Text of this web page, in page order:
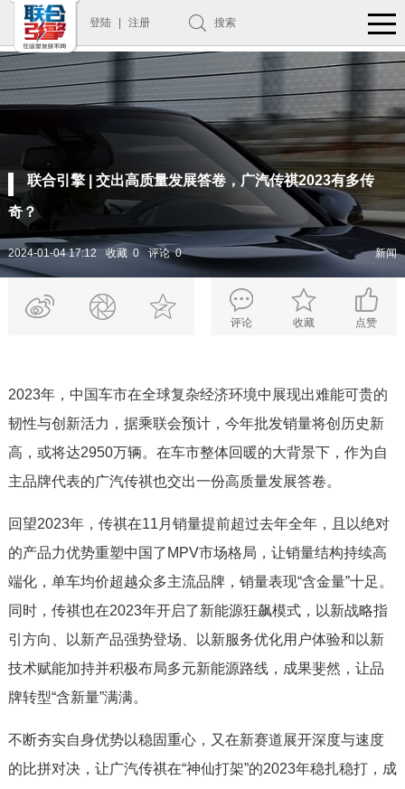
登陆 注册 搜索
联合引擎 | 交出高质量发展答卷，广汽传祺2023有多传
奇？
2024-01-04 17:12 收藏 0 评论 0 新闻
评论 收藏 点赞
2023年，中国车市在全球复杂经济环境中展现出难能可贵的
韧性与创新活力，据乘联会预计，今年批发销量将创历史新
高，或将达2950万辆。在车市整体回暖的大背景下，作为自
主品牌代表的广汽传祺也交出一份高质量发展答卷。
回望2023年，传祺在11月销量提前超过去年全年，且以绝对
的产品力优势重塑中国了MPV市场格局，让销量结构持续高
端化，单车均价超越众多主流品牌，销量表现“含金量”十足。
同时，传祺也在2023年开启了新能源狂飙模式，以新战略指
引方向、以新产品强势登场、以新服务优化用户体验和以新
技术赋能加持并积极布局多元新能源路线，成果斐然，让品
牌转型“含新量”满满。
不断夯实自身优势以稳固重心，又在新赛道展开深度与速度
的比拼对决，让广汽传祺在“神仙打架”的2023年稳扎稳打，成